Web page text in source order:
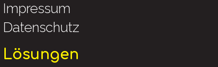
Impressum
Datenschutz
Lösungen